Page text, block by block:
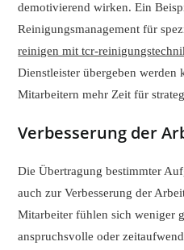
demotivierend wirken. Ein
Reinigungsmanagement für
reinigen mit tcr-
Dienstleister übergeben werden
Mitarbeitern mehr Zeit für
Verbesserung der
Die Übertragung bestimmter
auch zur Verbesserung der
Mitarbeiter fühlen sich weniger
anspruchsvolle oder